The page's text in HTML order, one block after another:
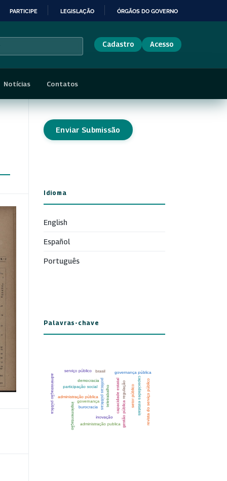
PARTICIPE LEGISLAÇÃO ÓRGÃOS DO GOVERNO
Cadastro Acesso
Notícias Contatos
Enviar Submissão
Idioma
English
Español
Português
Palavras-chave